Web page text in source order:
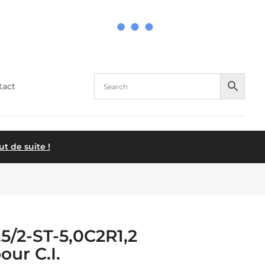
de suite !
2-ST-5,0C2R1,2
C.I.